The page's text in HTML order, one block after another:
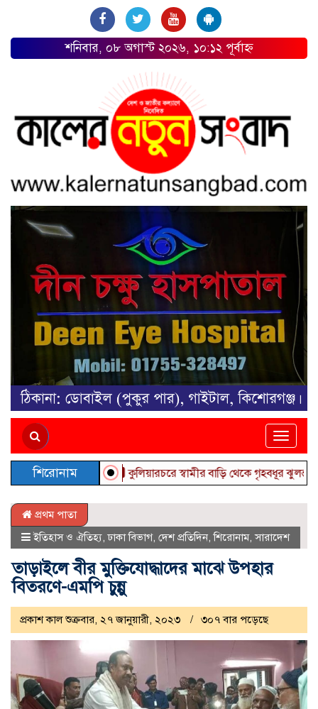
শনিবার, ০৮ অগাস্ট ২০২৬, ১০:১২ পূর্বাহ্ন
Toggle
শিরোনাম কুলিয়ারচরে স্বামীর বাড়ি থেকে গৃহবধূর ঝুলন্ত মরদেহ
প্রথম পাতা
ইতিহাস ও ঐতিহ্য,ঢাকা বিভাগ, দেশ প্রতিদিন,শিরোনাম,সারাদেশ
তাড়াইলে বীর মুক্তিযোদ্ধাদের মাঝে উপহার
বিতরণে-এমপি চুন্নু
প্রকাশ কাল শুক্রবার, ২৭ জানুয়ারী, ২০২৩ ৩০৭ বার পড়েছে